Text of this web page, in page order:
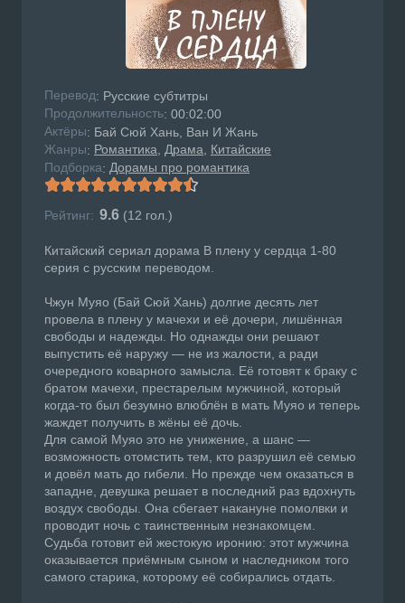
Перевод: Русские субтитры
Продолжительность: 00:02:00
Актёры: Бай Сюй Хань, Ван И Жань
Жанры: Романтика Драма Китайские
Подборка: Дорамы про романтика
Рейтинг: 9.6 (12 гол.)
Китайский сериал дорама В плену у сердца 1-80
серия с русским переводом.
Чжун Муяо (Бай Сюй Хань) долгие десять лет
провела в плену у мачехи и её дочери, лишённая
свободы и надежды. Но однажды они решают
выпустить её наружу — не из жалости, а ради
очередного коварного замысла. Её готовят к браку с
братом мачехи, престарелым мужчиной, который
когда-то был безумно влюблён в мать Муяо и теперь
жаждет получить в жёны её дочь.
Для самой Муяо это не унижение, а шанс —
возможность отомстить тем, кто разрушил её семью
и довёл мать до гибели. Но прежде чем оказаться в
западне, девушка решает в последний раз вдохнуть
воздух свободы. Она сбегает накануне помолвки и
проводит ночь с таинственным незнакомцем.
Судьба готовит ей жестокую иронию: этот мужчина
оказывается приёмным сыном и наследником того
самого старика, которому её собирались отдать.